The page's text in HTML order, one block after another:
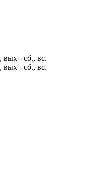
вых - сб., вс.
вых - сб., вс.